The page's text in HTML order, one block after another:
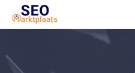
SEO tools
Marketeer bij